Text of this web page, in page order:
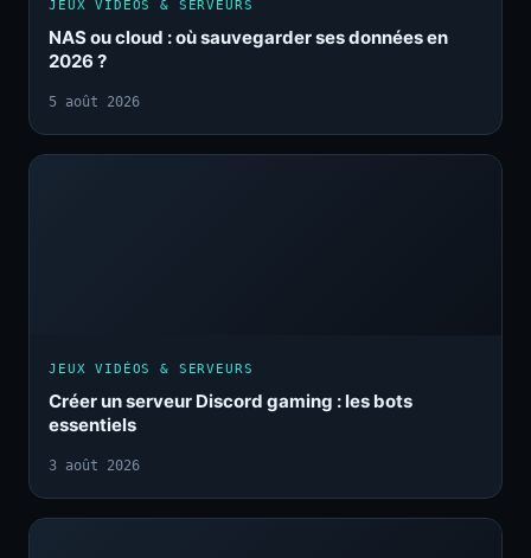
JEUX VIDÉOS & SERVEURS
NAS ou cloud : où sauvegarder ses données en
2026 ?
5 août 2026
JEUX VIDÉOS & SERVEURS
Créer un serveur Discord gaming : les bots
essentiels
3 août 2026